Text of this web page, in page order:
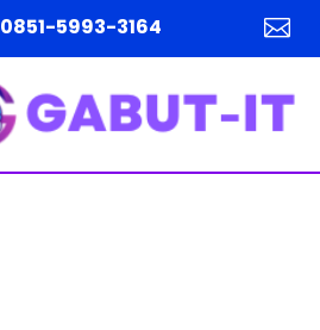
0851-5993-3164 